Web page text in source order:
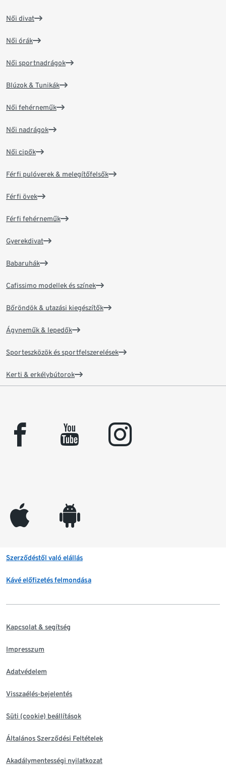
Női divat
Női órák
Női sportnadrágok
Blúzok & Tunikák
Női fehérneműk
Női nadrágok
Női cipők
Férfi pulóverek & melegítőfelsők
Férfi övek
Férfi fehérneműk
Gyerekdivat
Babaruhák
Cafissimo modellek és színek
Bőröndök & utazási kiegészítők
Ágyneműk & lepedők
Sporteszközök és sportfelszerelések
Kerti & erkélybútorok
facebook youtube instagram
appleinc android
Szerződéstől való elállás
Kávé előfizetés felmondása
Kapcsolat & segítség
Impresszum
Adatvédelem
Visszaélés-bejelentés
Süti (cookie) beállítások
Általános Szerződési Feltételek
Akadálymentességi nyilatkozat